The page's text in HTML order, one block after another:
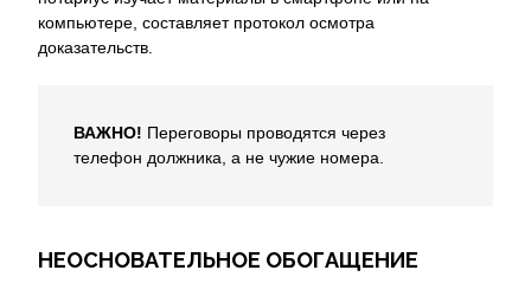
компьютере, составляет протокол осмотра
доказательств.
ВАЖНО! Переговоры проводятся через
телефон должника, а не чужие номера.
НЕОСНОВАТЕЛЬНОЕ ОБОГАЩЕНИЕ